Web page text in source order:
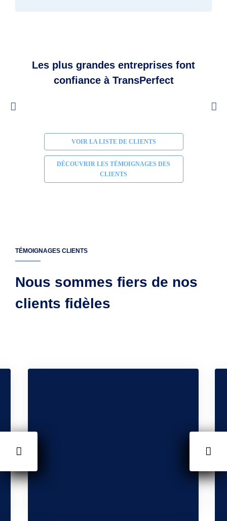
Les plus grandes entreprises font
confiance à TransPerfect
VOIR LA LISTE DE CLIENTS
DÉCOUVRIR LES TÉMOIGNAGES DES
CLIENTS
TÉMOIGNAGES CLIENTS
Nous sommes fiers de nos
clients fidèles